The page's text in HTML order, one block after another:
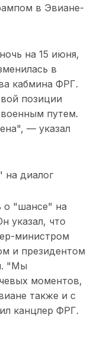
в Эвиане-
на 15 июня,
в
кабмина ФРГ.
позиции
путем.
— указал
диалог
о "шансе" на
указал, что
министром
и президентом
"Мы
моментов,
также и с
канцлер ФРГ.